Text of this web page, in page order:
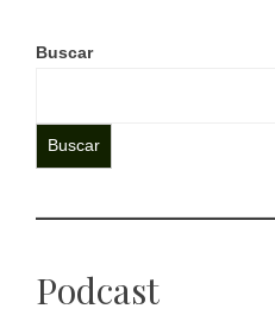
Buscar
Buscar
Podcast